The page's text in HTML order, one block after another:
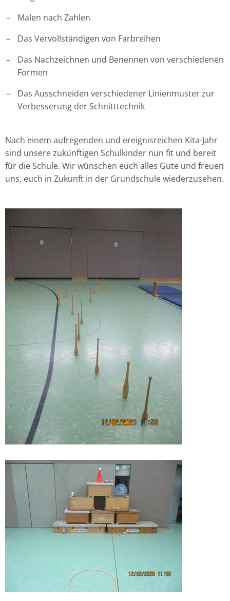
Malen nach Zahlen
Das Vervollständigen von Farbreihen
Das Nachzeichnen und Benennen von verschiedenen
Formen
Das Ausschneiden verschiedener Linienmuster zur
Verbesserung der Schnitttechnik
Nach einem aufregenden und ereignisreichen Kita-Jahr
sind unsere zukünftigen Schulkinder nun fit und bereit
für die Schule. Wir wünschen euch alles Gute und freuen
uns, euch in Zukunft in der Grundschule wiederzusehen.